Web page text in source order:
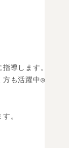
指導します。
方も活躍中◎
。